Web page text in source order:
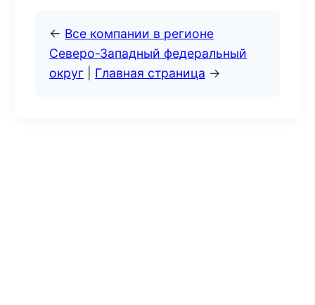
← Все компании в регионе
Северо-Западный федеральный
округ
Главная страница →